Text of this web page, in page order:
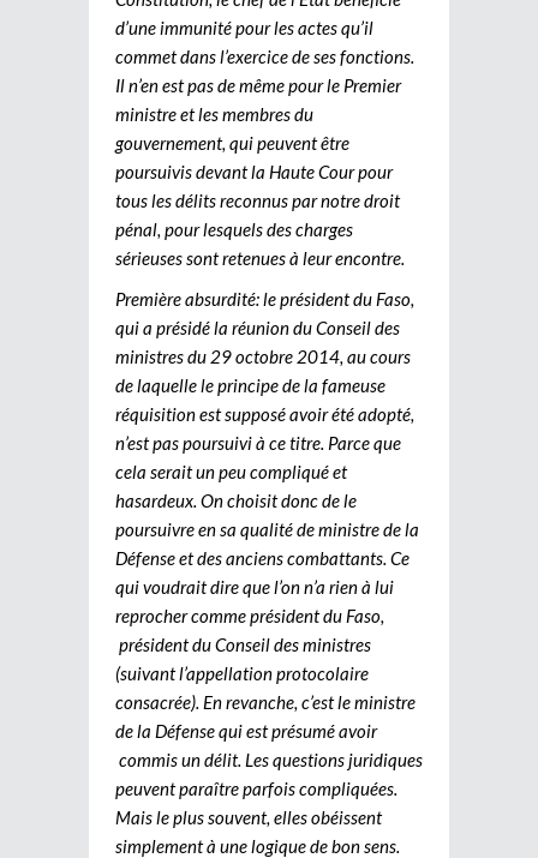
d’une immunité pour les actes qu’il
commet dans l’exercice de ses fonctions.
Il n’en est pas de même pour le Premier
ministre et les membres du
gouvernement, qui peuvent être
poursuivis devant la Haute Cour pour
tous les délits reconnus par notre droit
pénal, pour lesquels des charges
sérieuses sont retenues à leur encontre.
Première absurdité: le président du Faso,
qui a présidé la réunion du Conseil des
ministres du 29 octobre 2014, au cours
de laquelle le principe de la fameuse
réquisition est supposé avoir été adopté,
n’est pas poursuivi à ce titre. Parce que
cela serait un peu compliqué et
hasardeux. On choisit donc de le
poursuivre en sa qualité de ministre de la
Défense et des anciens combattants. Ce
qui voudrait dire que l’on n’a rien à lui
reprocher comme président du Faso,
président du Conseil des ministres
(suivant l’appellation protocolaire
consacrée). En revanche, c’est le ministre
de la Défense qui est présumé avoir
commis un délit. Les questions juridiques
peuvent paraître parfois compliquées.
Mais le plus souvent, elles obéissent
simplement à une logique de bon sens.